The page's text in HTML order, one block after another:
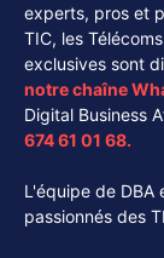
experts, pros et
TIC, les
exclusives sont
notre chaîne
Digital Business
674 61 01 68.
L'équipe de
passionnés des